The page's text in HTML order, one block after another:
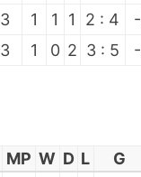
3 1 1 1 2 : 4
3 1 0 2 3 : 5
MP W D L G